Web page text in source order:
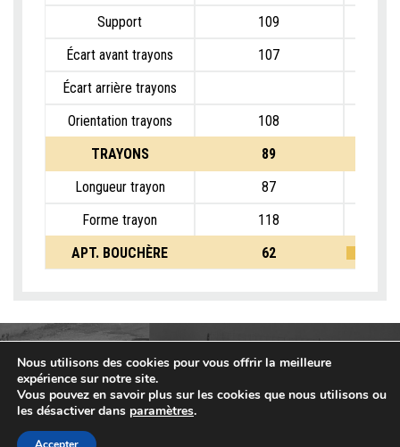
Support
109
Écart avant trayons
107
Écart arrière trayons
Orientation trayons
108
TRAYONS
89
Longueur trayon
87
Forme trayon
118
APT. BOUCHÈRE
62
Nous utilisons des cookies pour vous offrir la meilleure
expérience sur notre site.
Vous pouvez en savoir plus sur les cookies que nous utilisons ou
les désactiver dans paramètres.